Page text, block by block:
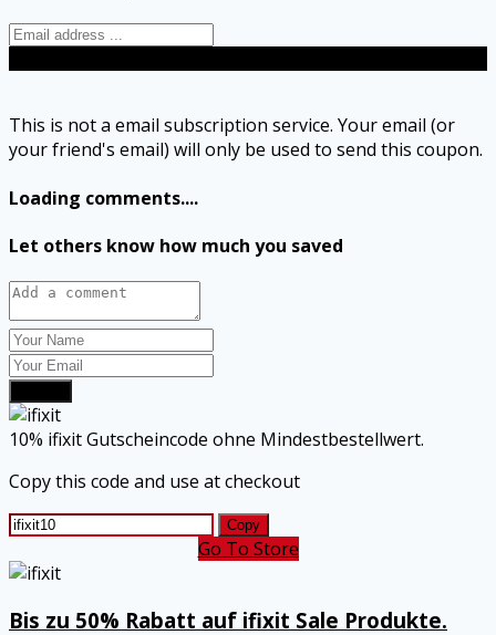
This is not a email subscription service. Your email (or
your friend's email) will only be used to send this coupon.
Loading comments....
Let others know how much you saved
10% ifixit Gutscheincode ohne Mindestbestellwert.
Copy this code and use at checkout
Copy
Go To Store
Bis zu 50% Rabatt auf ifixit Sale Produkte.